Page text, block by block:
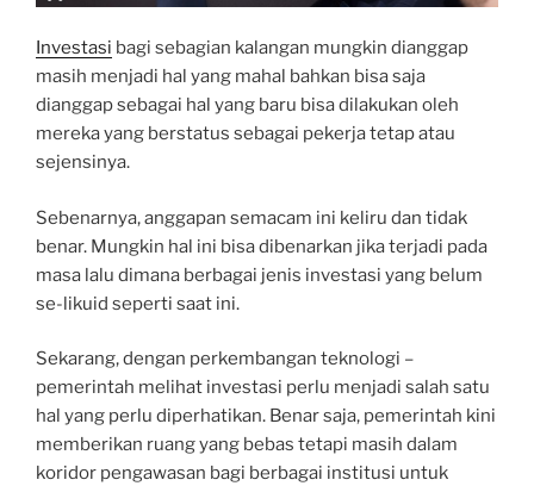
Investasi bagi sebagian kalangan mungkin dianggap
masih menjadi hal yang mahal bahkan bisa saja
dianggap sebagai hal yang baru bisa dilakukan oleh
mereka yang berstatus sebagai pekerja tetap atau
sejensinya.
Sebenarnya, anggapan semacam ini keliru dan tidak
benar. Mungkin hal ini bisa dibenarkan jika terjadi pada
masa lalu dimana berbagai jenis investasi yang belum
se-likuid seperti saat ini.
Sekarang, dengan perkembangan teknologi –
pemerintah melihat investasi perlu menjadi salah satu
hal yang perlu diperhatikan. Benar saja, pemerintah kini
memberikan ruang yang bebas tetapi masih dalam
koridor pengawasan bagi berbagai institusi untuk